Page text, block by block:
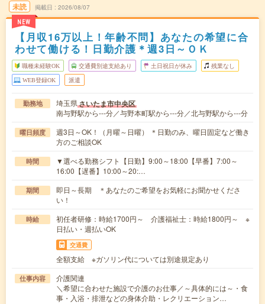
未読
NEW
掲載日 2026/08/07
【月収16万以上！年齢不問】あなたの希望に合
わせて働ける！日勤介護＊週3日～ＯＫ
職種未経験OK 交通費別途支給あり 土日祝日が休み 残業なし
WEB登録OK 派遣
勤務地 埼玉県さいたま市中央区
南与野駅から---分／与野本町駅から---分／北与野駅から---分
曜日頻度
週3日～OK！（月曜～日曜） ＊日勤のみ、曜日固定など働き
方のご相談OK
時間
▼選べる勤務シフト【日勤】9:00～18:00【早番】7:00～
16:00【遅番】10:00～20:…
期間
即日～長期 ＊あなたのご希望をお気軽にお聞かせくださ
い！
時給
初任者研修：時給1700円～ 介護福祉士：時給1800円～ ※
日払い・週払いOK
交通費
全額支給 ※ガソリン代については別途規定あり
仕事内容
介護関連
＼希望に合わせた施設で介護のお仕事／～具体的には～・食
事・入浴・排泄などの身体介助・レクリエーション…